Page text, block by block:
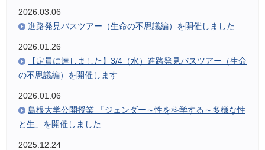
2026.03.06
進路発見バスツアー（生命の不思議編）を開催しました
2026.01.26
【定員に達しました】3/4（水）進路発見バスツアー（生命
の不思議編）を開催します
2026.01.06
島根大学公開授業 「ジェンダー～性を科学する～多様な性
と生」を開催しました
2025.12.24